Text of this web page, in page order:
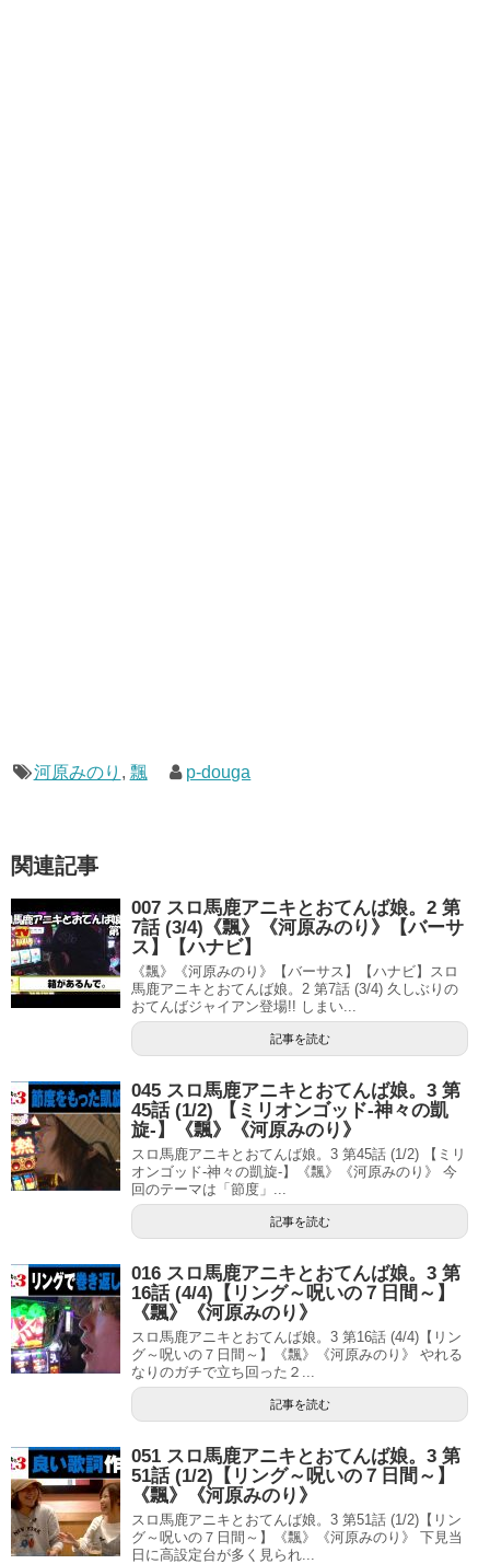
河原みのり , 飄 p-douga
関連記事
007 スロ馬鹿アニキとおてんば娘。2 第
7話 (3/4)《飄》《河原みのり》【バーサ
ス】【ハナビ】
《飄》《河原みのり》【バーサス】【ハナビ】スロ
馬鹿アニキとおてんば娘。2 第7話 (3/4) 久しぶりの
おてんばジャイアン登場!! しまい...
記事を読む
045 スロ馬鹿アニキとおてんば娘。3 第
45話 (1/2) 【ミリオンゴッド‐神々の凱
旋‐】《飄》《河原みのり》
スロ馬鹿アニキとおてんば娘。3 第45話 (1/2) 【ミリ
オンゴッド‐神々の凱旋‐】《飄》《河原みのり》 今
回のテーマは「節度」...
記事を読む
016 スロ馬鹿アニキとおてんば娘。3 第
16話 (4/4)【リング～呪いの７日間～】
《飄》《河原みのり》
スロ馬鹿アニキとおてんば娘。3 第16話 (4/4)【リン
グ～呪いの７日間～】《飄》《河原みのり》 やれる
なりのガチで立ち回った２...
記事を読む
051 スロ馬鹿アニキとおてんば娘。3 第
51話 (1/2)【リング～呪いの７日間～】
《飄》《河原みのり》
スロ馬鹿アニキとおてんば娘。3 第51話 (1/2)【リン
グ～呪いの７日間～】《飄》《河原みのり》 下見当
日に高設定台が多く見られ...